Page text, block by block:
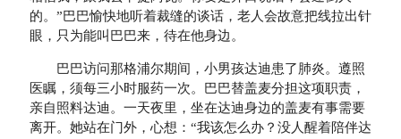
的。”巴巴愉快地听着裁缝的谈话，老人会故意把线拉出针
眼，只为能叫巴巴来，待在他身边。
巴巴访问那格浦尔期间，小男孩达迪患了肺炎。遵照
医瞩，须每三小时服药一次。巴巴替盖麦分担这项职责，
亲自照料达迪。一天夜里，坐在达迪身边的盖麦有事需要
离开。她站在门外，心想：“我该怎么办？没人醒着陪伴达